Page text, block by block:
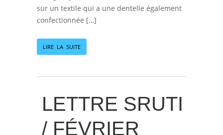
sur un textile qui a une dentelle également
confectionnée […]
LIRE LA SUITE
LETTRE SRUTI
/ FÉVRIER